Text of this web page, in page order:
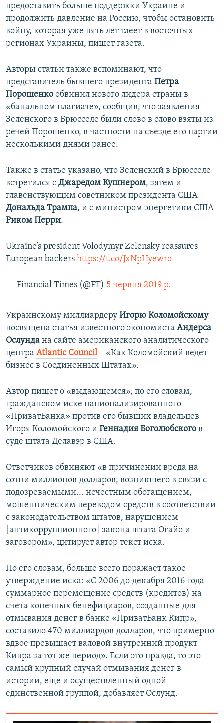
предоставить больше поддержки Украине и
продолжить давление на Россию, чтобы остановить
войну, которая уже пять лет тлеет в восточных
регионах Украины, пишет газета.
Авторы статьи также вспоминают, что
представитель бывшего президента Петра
Порошенко обвинил нового лидера страны в
«банальном плагиате», сообщив, что заявления
Зеленского в Брюсселе были слово в слово взяты из
речей Порошенко, в частности на съезде его партии
несколькими днями ранее.
Также в статье указано, что Зеленский в Брюсселе
встретился с Джаредом Кушнером, зятем и
главенствующим советником президента США
Дональда Трампа, и с министром энергетики США
Риком Перри.
Ukraine’s president Volodymyr Zelensky reassures
European backers https://t.co/JxNpHyewro
— Financial Times (@FT) 5 червня 2019 р.
Украинскому миллиардеру Игорю Коломойскому
посвящена статья известного экономиста Андерса
Ослунда на сайте американского аналитического
центра Atlantic Council‒ «Как Коломойский ведет
бизнес в Соединенных Штатах».
Автор пишет о «выдающемся», по его словам,
гражданском иске национализированного
«ПриватБанка» против его бывших владельцев
Игоря Коломойского и Геннадия Боголюбского в
суде штата Делавэр в США.
Ответчиков обвиняют «в причинении вреда на
сотни миллионов долларов, возникшего в связи с
подозреваемыми... нечестным обогащением,
мошенническим переводом средств в соответствии
с законодательством штатов, нарушением
[антикоррупционного] закона штата Огайо и
заговором», цитирует автор текст иска.
По его словам, больше всего поражает такое
утверждение иска: «С 2006 до декабря 2016 года
суммарное перемещение средств (кредитов) на
счета конечных бенефициаров, созданные для
отмывания денег в банке «ПриватБанк Кипр»,
составило 470 миллиардов долларов, что примерно
вдвое превышает валовой внутренний продукт
Кипра за тот же период». Если это правда, то это
самый крупный случай отмывания денег в
истории, еще и осуществленный одной-
единственной группой, добавляет Ослунд.